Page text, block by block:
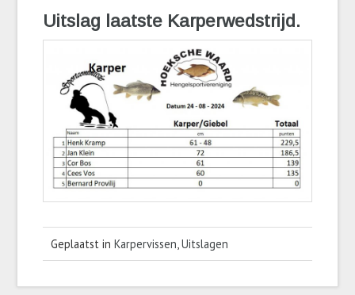
Uitslag laatste Karperwedstrijd.
Geplaatst in Karpervissen Uitslagen